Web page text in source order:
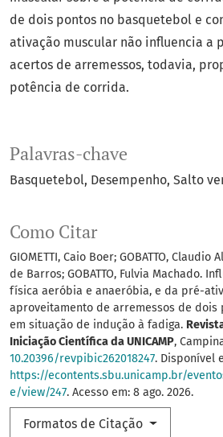
Palavras-chave
Basquetebol Desempenho Salto
Como Citar
GIOMETTI, Caio Boer; GOBATTO, Claudio
de Barros; GOBATTO, Fulvia Machado.
física aeróbia e anaeróbia, e da pré-
aproveitamento de arremessos de dois
em situação de indução à fadiga.
Iniciação Científica da UNICAMP,
10.20396/revpibic262018247. Disponível
https://econtents.sbu.unicamp.br/
e/view/247. Acesso em: 8 ago. 2026.
Formatos de Citação
de dois pontos no basquetebol e
ativação muscular não influencia a
acertos de arremessos, todavia,
potência de corrida.